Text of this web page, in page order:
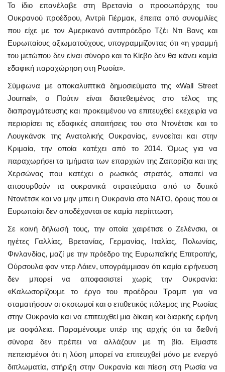
Το ίδιο επανέλαβε στη Βρετανία ο προσωπάρχης του
Ουκρανού προέδρου, Αντρίι Γιέρμακ, έπειτα από συνομιλίες
που είχε με τον Αμερικανό αντιπρόεδρο Τζέι Ντι Βανς και
Ευρωπαίους αξιωματούχους, υπογραμμίζοντας ότι «η γραμμή
του μετώπου δεν είναι σύνορο και το Κίεβο δεν θα κάνει καμία
εδαφική παραχώρηση στη Ρωσία».
Σύμφωνα με αποκαλυπτικά δημοσιεύματα της «Wall Street
Journal», o Πούτιν είναι διατεθειμένος στο τέλος της
διαπραγμάτευσης και προκειμένου να επιτευχθεί εκεχειρία να
περιορίσει τις εδαφικές απαιτήσεις του στο Ντονέτσκ και το
Λουγκάνσκ της Ανατολικής Ουκρανίας, εννοείται και στην
Κριμαία, την οποία κατέχει από το 2014. Όμως για να
παραχωρήσει τα τμήματα των επαρχιών της Ζαπορίζια και της
Χερσώνας που κατέχει ο ρωσικός στρατός, απαιτεί να
αποσυρθούν τα ουκρανικά στρατεύματα από το δυτικό
Ντονέτσκ και να μην μπει η Ουκρανία στο ΝΑΤΟ, όρους που οι
Ευρωπαίοι δεν αποδέχονται σε καμία περίπτωση.
Σε κοινή δήλωσή τους, την οποία χαιρέτισε ο Ζελένσκι, οι
ηγέτες Γαλλίας, Βρετανίας, Γερμανίας, Ιταλίας, Πολωνίας,
Φινλανδίας, μαζί με την πρόεδρο της Ευρωπαϊκής Επιτροπής,
Ούρσουλα φον ντερ Λάιεν, υπογράμμισαν ότι καμία ειρήνευση
δεν μπορεί να αποφασιστεί χωρίς την Ουκρανία:
«Καλωσορίζουμε το έργο του προέδρου Τραμπ για να
σταματήσουν οι σκοτωμοί και ο επιθετικός πόλεμος της Ρωσίας
στην Ουκρανία και να επιτευχθεί μια δίκαιη και διαρκής ειρήνη
με ασφάλεια. Παραμένουμε υπέρ της αρχής ότι τα διεθνή
σύνορα δεν πρέπει να αλλάζουν με τη βία. Είμαστε
πεπεισμένοι ότι η λύση μπορεί να επιτευχθεί μόνο με ενεργό
διπλωματία, στήριξη στην Ουκρανία και πίεση στη Ρωσία να